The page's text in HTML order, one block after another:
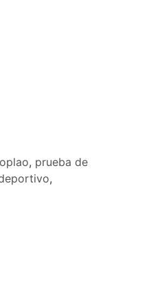
, prueba de
,